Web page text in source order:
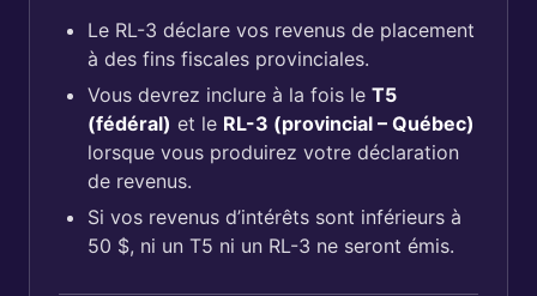
Le RL-3 déclare vos revenus de placement
à des fins fiscales provinciales.
Vous devrez inclure à la fois le T5
(fédéral) et le RL-3 (provincial – Québec)
lorsque vous produirez votre déclaration
de revenus.
Si vos revenus d’intérêts sont inférieurs à
50 $, ni un T5 ni un RL-3 ne seront émis.